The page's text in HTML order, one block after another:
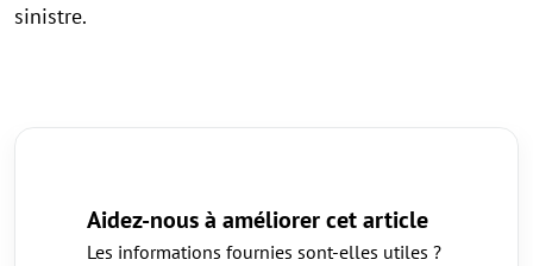
sinistre.
Aidez-nous à améliorer cet article
Les informations fournies sont-elles utiles ?